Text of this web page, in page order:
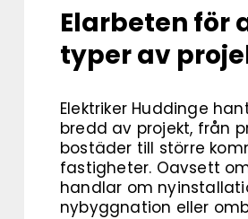
Elarbeten för
typer av
Elektriker Huddinge
bredd av projekt, från
bostäder till större
fastigheter. Oavsett
handlar om
nybyggnation eller